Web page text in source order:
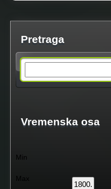
Pretraga
a
Vremenska osa
Min
Max
1800.